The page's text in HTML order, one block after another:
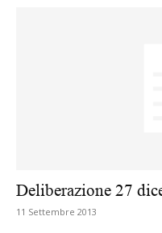
Deliberazione 27
11 Settembre 2013